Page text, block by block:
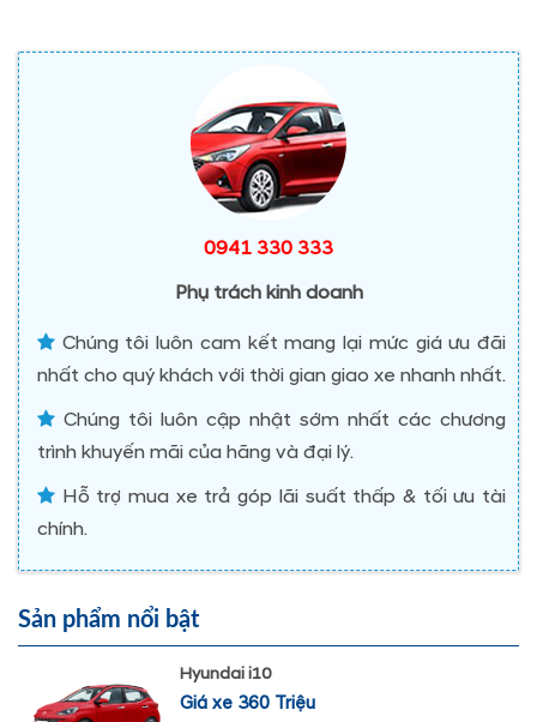
0941 330 333
Phụ trách kinh doanh
Chúng tôi luôn cam kết mang lại mức giá ưu đãi
nhất cho quý khách với thời gian giao xe nhanh nhất.
Chúng tôi luôn cập nhật sớm nhất các chương
trình khuyến mãi của hãng và đại lý.
Hỗ trợ mua xe trả góp lãi suất thấp & tối ưu tài
chính.
Sản phẩm nổi bật
Hyundai i10
Giá xe 360 Triệu